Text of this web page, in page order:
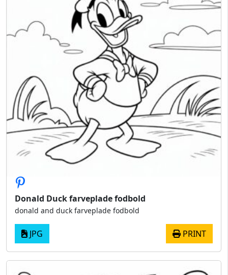
Donald Duck farveplade fodbold
donald and duck farveplade fodbold
JPG PRINT